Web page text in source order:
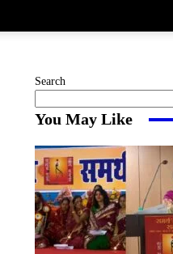
Search
You May Like